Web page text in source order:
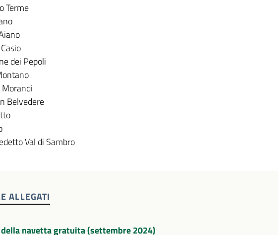
Terme
dei Pepoli
Morandi
Belvedere
Val di Sambro
ALLEGATI
navetta gratuita (settembre 2024)